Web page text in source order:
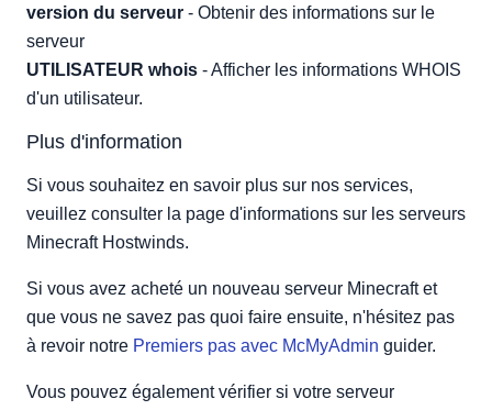
version du serveur - Obtenir des informations sur le
serveur
UTILISATEUR whois - Afficher les informations WHOIS
d'un utilisateur.
Plus d'information
Si vous souhaitez en savoir plus sur nos services,
veuillez consulter la page d'informations sur les serveurs
Minecraft Hostwinds.
Si vous avez acheté un nouveau serveur Minecraft et
que vous ne savez pas quoi faire ensuite, n'hésitez pas
à revoir notre Premiers pas avec McMyAdmin guider.
Vous pouvez également vérifier si votre serveur